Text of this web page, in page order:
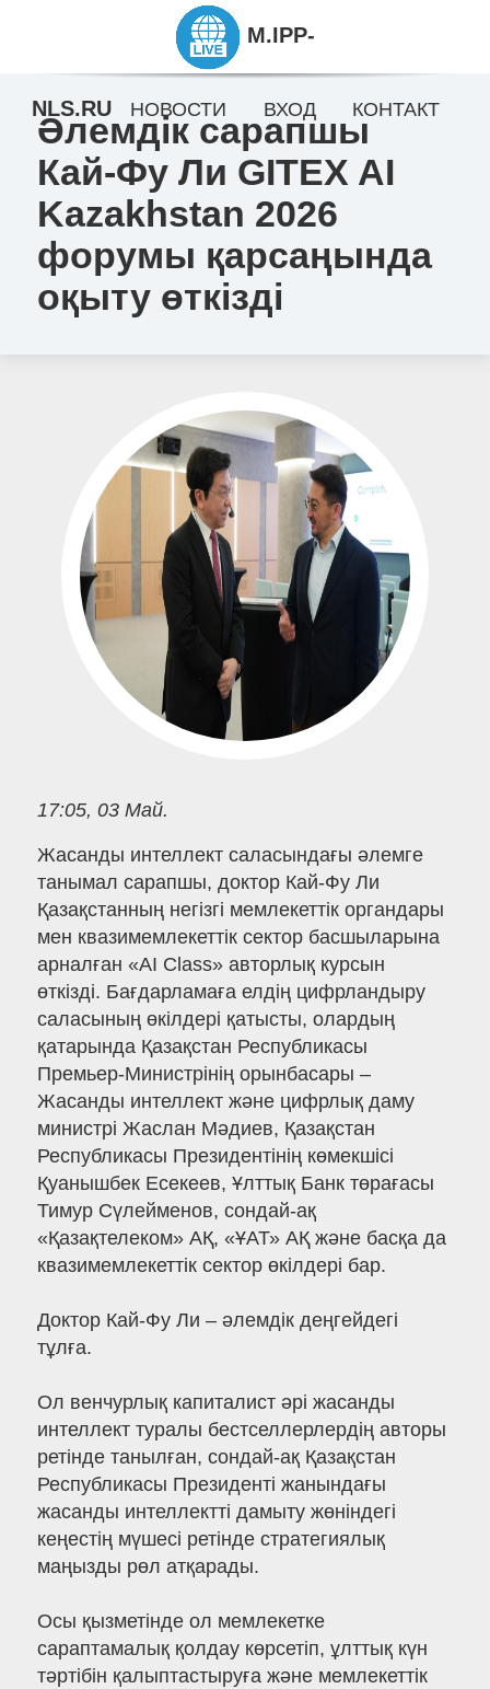
Әлемдік сарапшы
Кай-Фу Ли GITEX AI
Kazakhstan 2026
форумы қарсаңында
оқыту өткізді
17:05, 03 Май.
Жасанды интеллект саласындағы әлемге
танымал сарапшы, доктор Кай-Фу Ли
Қазақстанның негізгі мемлекеттік органдары
мен квазимемлекеттік сектор басшыларына
арналған «AI Class» авторлық курсын
өткізді. Бағдарламаға елдің цифрландыру
саласының өкілдері қатысты, олардың
қатарында Қазақстан Республикасы
Премьер-Министрінің орынбасары –
Жасанды интеллект және цифрлық даму
министрі Жаслан Мәдиев, Қазақстан
Республикасы Президентінің көмекшісі
Қуанышбек Есекеев, Ұлттық Банк төрағасы
Тимур Сүлейменов, сондай-ақ
«Қазақтелеком» АҚ, «ҰАТ» АҚ және басқа да
квазимемлекеттік сектор өкілдері бар.
Доктор Кай-Фу Ли – әлемдік деңгейдегі
тұлға.
Ол венчурлық капиталист әрі жасанды
интеллект туралы бестселлерлердің авторы
ретінде танылған, сондай-ақ Қазақстан
Республикасы Президенті жанындағы
жасанды интеллектті дамыту жөніндегі
кеңестің мүшесі ретінде стратегиялық
маңызды рөл атқарады.
Осы қызметінде ол мемлекетке
сараптамалық қолдау көрсетіп, ұлттық күн
тәртібін қалыптастыруға және мемлекеттік
M.IPP-
NLS.RU НОВОСТИ ВХОД КОНТАКТ